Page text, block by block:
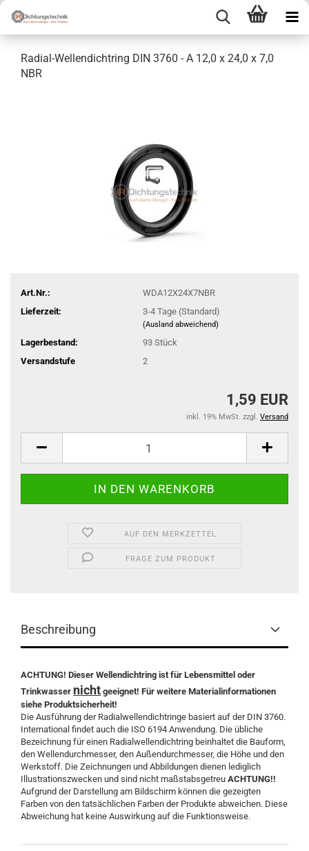
Radial-Wellendichtring DIN 3760 - A 12,0 x 24,0 x 7,0
NBR
Art.Nr.:
WDA12X24X7NBR
Lieferzeit:
3-4 Tage (Standard)
(Ausland abweichend)
Lagerbestand: 93 Stück
Versandstufe
2
1,59 EUR
inkl. 19% MwSt. zzgl. Versand
AUF DEN MERKZETTEL
FRAGE ZUM PRODUKT
Beschreibung
ACHTUNG! Dieser Wellendichtring ist für Lebensmittel oder
Trinkwasser nicht geeignet! Für weitere Materialinformationen
siehe Produktsicherheit!
Die Ausführung der Radialwellendichtringe basiert auf der DIN 3760.
International findet auch die ISO 6194 Anwendung. Die übliche
Bezeichnung für einen Radialwellendichtring beinhaltet die Bauform,
den Wellendurchmesser, den Außendurchmesser, die Höhe und den
Werkstoff. Die Zeichnungen und Abbildungen dienen lediglich
Illustrationszwecken und sind nicht maßstabsgetreu ACHTUNG!!
Aufgrund der Darstellung am Bildschirm können die gezeigten
Farben von den tatsächlichen Farben der Produkte abweichen. Diese
Abweichung hat keine Auswirkung auf die Funktionsweise.